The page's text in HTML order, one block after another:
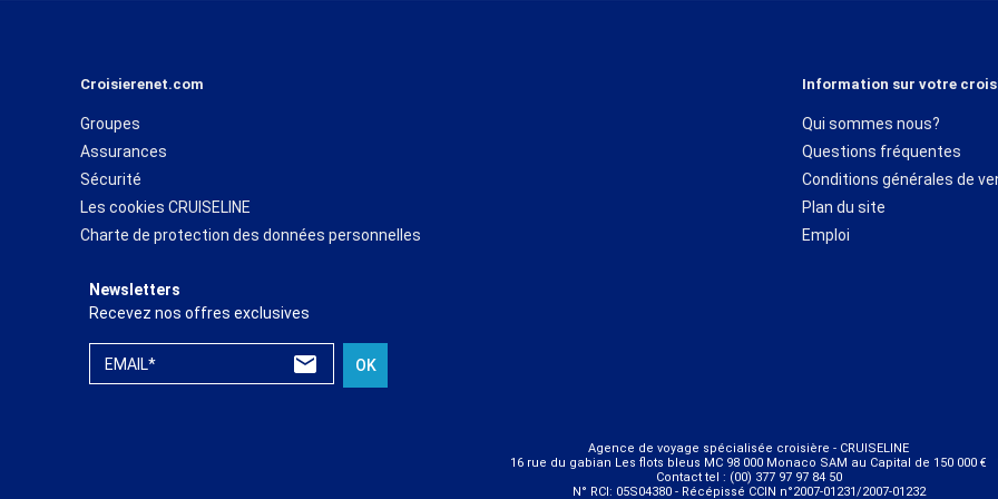
Croisierenet.com
Groupes
Assurances
Sécurité
Les cookies CRUISELINE
Charte de protection des données personnelles
Information sur votre
Qui sommes nous?
Questions fréquentes
Conditions générales de
Plan du site
Emploi
Newsletters
Recevez nos offres exclusives
EMAIL* OK
Agence de voyage spécialisée croisière - CRUISELINE
16 rue du gabian Les flots bleus MC 98 000 Monaco SAM au Capital de 150 000 €
Contact tel : (00) 377 97 97 84 50
N° RCI: 05S04380 - Récépissé CCIN n°2007-01231/2007-01232